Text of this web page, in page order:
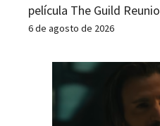
película The Guild
6 de agosto de 2026